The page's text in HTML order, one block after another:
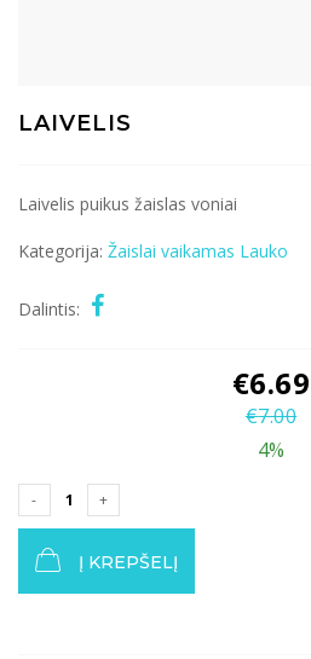
LAIVELIS
Laivelis puikus žaislas voniai
Kategorija: Žaislai vaikamas Lauko
Dalintis:
€6.69
€7.00
4%
Į KREPŠELĮ